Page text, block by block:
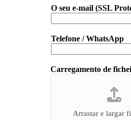
O seu e-mail (SSL
Telefone / WhatsApp
Carregamento de
Arrastar e largar